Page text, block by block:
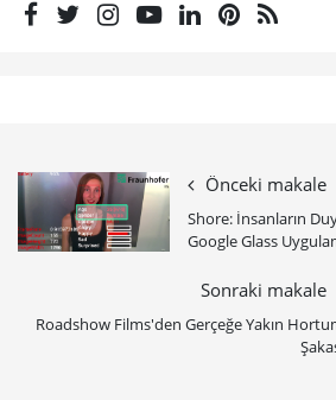
Önceki makale
Shore: İnsanların
Google Glass
Sonraki makale
Roadshow Films'den Gerçeğe Yakın